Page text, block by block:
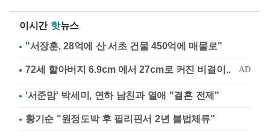
이시간 핫뉴스
"서장훈, 28억에 산 서초 건물 450억에 매물로"
'서준맘' 박세미, 연하 남친과 열애 "결혼 전제"
황기순 "원정도박 후 필리핀서 2년 불법체류"